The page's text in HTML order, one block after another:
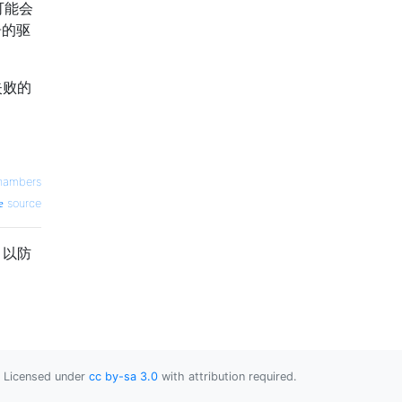
会
驱
的
source
防
Licensed under cc by-sa 3.0 with attribution required.